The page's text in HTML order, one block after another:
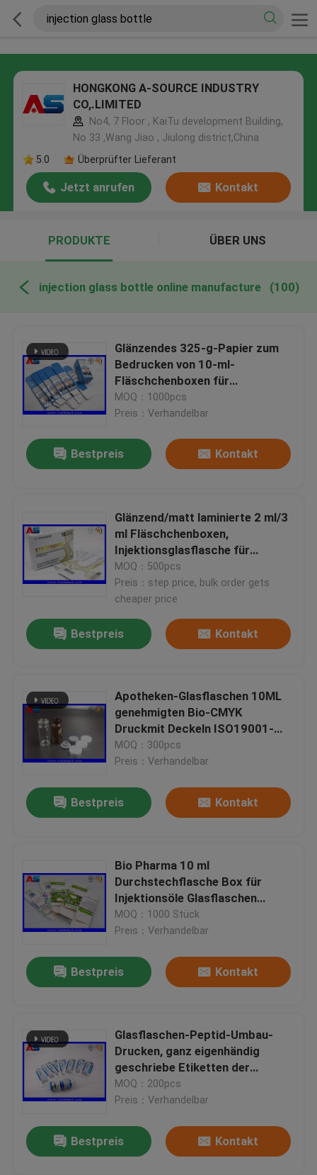
HONGKONG A-SOURCE INDUSTRY
CO,.LIMITED
No4, 7 Floor , KaiTu development Building,
No 33 ,Wang Jiao , Jiulong district,China
5.0
Überprüfter Lieferant
Jetzt anrufen Kontakt
PRODUKTE ÜBER UNS
injection glass bottle online manufacture (100)
Glänzendes 325-g-Papier zum
Bedrucken von 10-ml-
Fläschchenboxen für
Injektionsglasflaschen
MOQ：1000pcs
Preis：Verhandelbar
Bestpreis Kontakt
Glänzend/matt laminierte 2 ml/3
ml Fläschchenboxen,
Injektionsglasflasche für
Peptide/Hcg/Reta
MOQ：500pcs
Preis：step price, bulk order gets
cheaper price
Bestpreis Kontakt
Apotheken-Glasflaschen 10ML
genehmigten Bio-CMYK
Druckmit Deckeln ISO19001-
2008
MOQ：300pcs
Preis：Verhandelbar
Bestpreis Kontakt
Bio Pharma 10 ml
Durchstechflasche Box für
Injektionsöle Glasflaschen
Packung Kundenspezifisches
kostenloses Design Sicherer
MOQ：1000 Stück
Preis：Verhandelbar
Bestpreis Kontakt
Glasflaschen-Peptid-Umbau-
Drucken, ganz eigenhändig
geschriebe Etiketten der
Flasche 10ml
MOQ：200pcs
Preis：Verhandelbar
Bestpreis Kontakt